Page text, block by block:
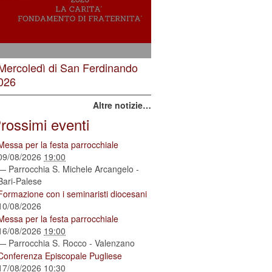
di San Ferdinando
Altre notizie…
eventi
per la festa parrocchiale
08/2026 19:00
Parrocchia S. Michele Arcangelo -
Palese
con i seminaristi diocesani
08/2026
per la festa parrocchiale
08/2026 19:00
Parrocchia S. Rocco - Valenzano
Episcopale Pugliese
08/2026 10:30